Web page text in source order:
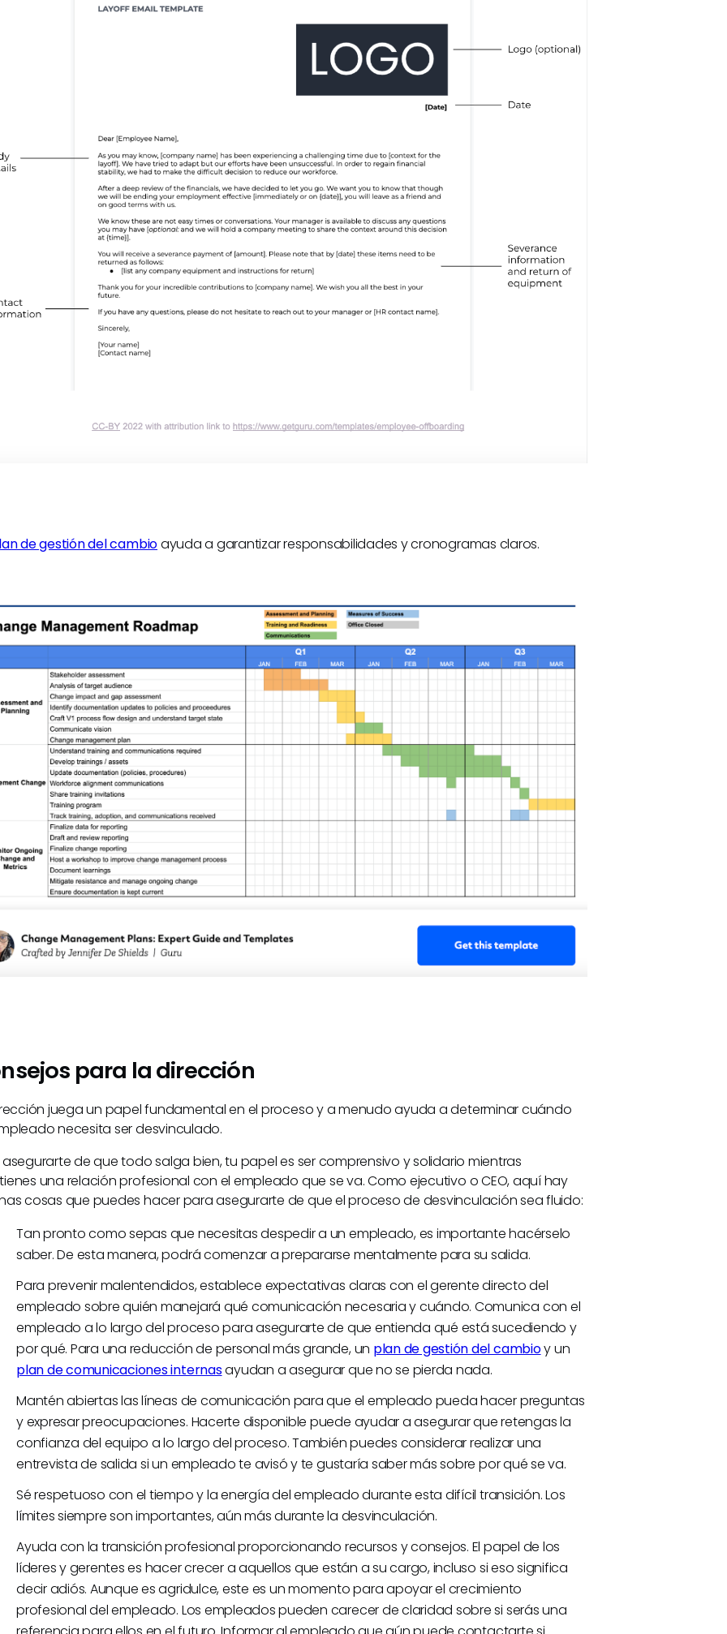
de gestión del cambioayuda a garantizar responsabilidades y cronogramas claros.
para la dirección
juega un papel fundamental en el proceso y a menudo ayuda a determinar cuándo
necesita ser desvinculado.
asegurarte de que todo salga bien, tu papel es ser comprensivo y solidario mientras
una relación profesional con el empleado que se va. Como ejecutivo o CEO, aquí hay
cosas que puedes hacer para asegurarte de que el proceso de desvinculación sea fluido:
Tan pronto como sepas que necesitas despedir a un empleado, es importante hacérselo
saber. De esta manera, podrá comenzar a prepararse mentalmente para su salida.
Para prevenir malentendidos, establece expectativas claras con el gerente directo del
empleado sobre quién manejará qué comunicación necesaria y cuándo. Comunica con el
empleado a lo largo del proceso para asegurarte de que entienda qué está sucediendo y
por qué. Para una reducción de personal más grande, un plan de gestión del cambioy un
plan de comunicaciones internasayudan a asegurar que no se pierda nada.
Mantén abiertas las líneas de comunicación para que el empleado pueda hacer preguntas
y expresar preocupaciones. Hacerte disponible puede ayudar a asegurar que retengas la
confianza del equipo a lo largo del proceso. También puedes considerar realizar una
entrevista de salida si un empleado te avisó y te gustaría saber más sobre por qué se va.
Sé respetuoso con el tiempo y la energía del empleado durante esta difícil transición. Los
límites siempre son importantes, aún más durante la desvinculación.
Ayuda con la transición profesional proporcionando recursos y consejos. El papel de los
líderes y gerentes es hacer crecer a aquellos que están a su cargo, incluso si eso significa
decir adiós. Aunque es agridulce, este es un momento para apoyar el crecimiento
profesional del empleado. Los empleados pueden carecer de claridad sobre si serás una